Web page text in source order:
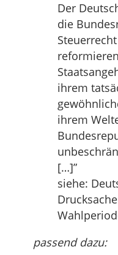
Der
die
ihrem
ihrem
[…]”
siehe:
passend dazu: